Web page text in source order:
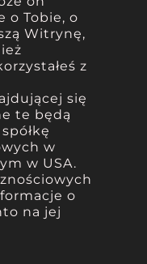
o Tobie, o
Witrynę,
z
się
te będą
w
w USA.
o
na jej